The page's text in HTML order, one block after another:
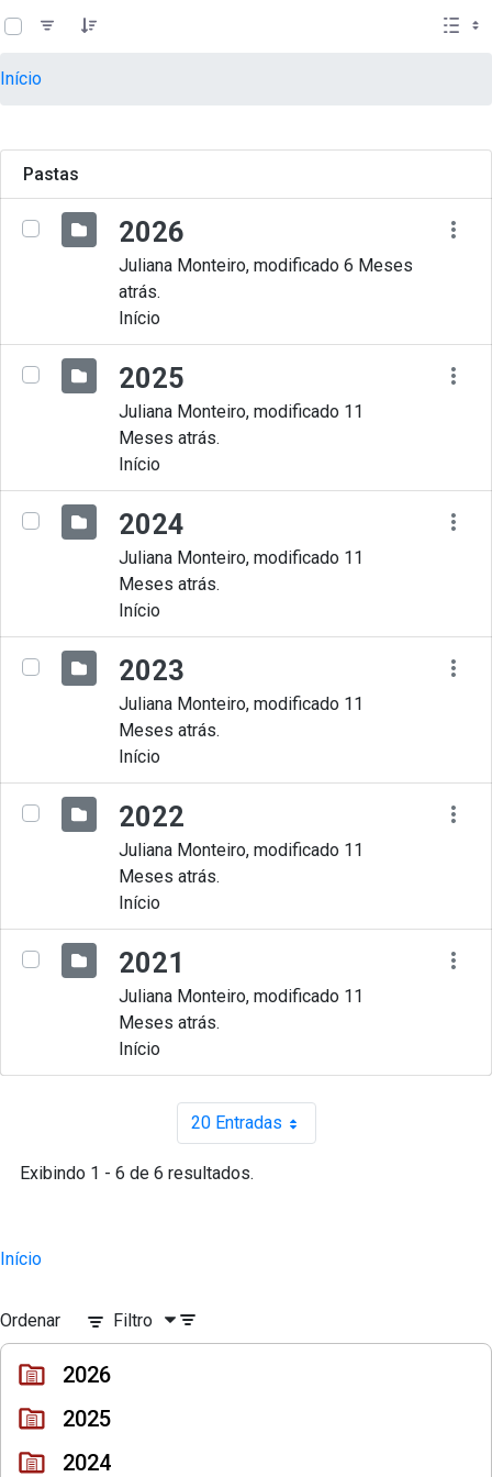
Pular para o Conteúdo principal
teste descricao
Início
Pastas
2026
Juliana Monteiro, modificado 6 Meses
atrás.
Início
2025
Juliana Monteiro, modificado 11
Meses atrás.
Início
2024
Juliana Monteiro, modificado 11
Meses atrás.
Início
2023
Juliana Monteiro, modificado 11
Meses atrás.
Início
2022
Juliana Monteiro, modificado 11
Meses atrás.
Início
2021
Juliana Monteiro, modificado 11
Meses atrás.
Início
20 EntradasPor página
Exibindo 1 - 6 de 6 resultados.
Início
Ordenar Filtro
2026
2025
2024